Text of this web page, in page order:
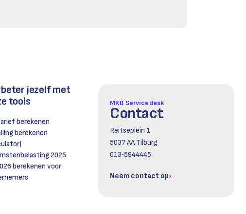
jezelf met
tools
berekenen
berekenen
2025
berekenen voor
MKB Servicedesk
Contact
Reitseplein 1
5037 AA Tilburg
013‑5944445
Neem contact op